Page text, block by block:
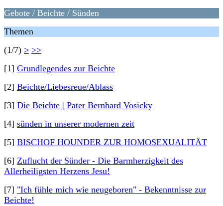
Gebote / Beichte / Sünden
Themen
(1/7) > >>
[1] Grundlegendes zur Beichte
[2] Beichte/Liebesreue/Ablass
[3] Die Beichte | Pater Bernhard Vosicky
[4] sünden in unserer modernen zeit
[5] BISCHOF HOUNDER ZUR HOMOSEXUALITÄT
[6] Zuflucht der Sünder - Die Barmherzigkeit des
Allerheiligsten Herzens Jesu!
[7] "Ich fühle mich wie neugeboren" - Bekenntnisse zur
Beichte!